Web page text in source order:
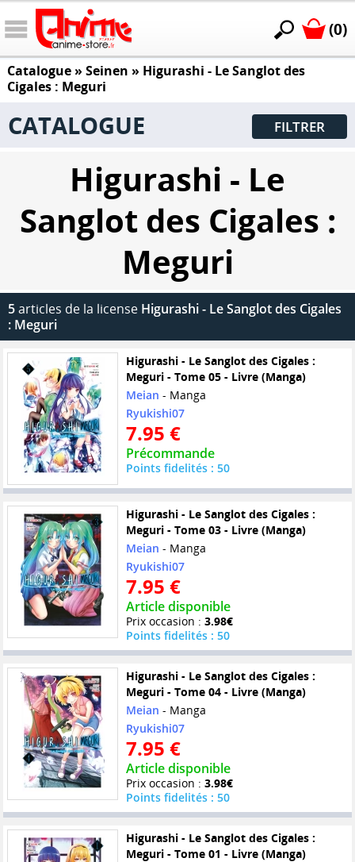
(0)
Catalogue» Seinen » Higurashi - Le Sanglot des
Cigales : Meguri
CATALOGUE FILTRER
Higurashi - Le
Sanglot des Cigales :
Meguri
5articles de la license Higurashi - Le Sanglot des Cigales
: Meguri
Higurashi - Le Sanglot des Cigales :
Meguri - Tome 05 - Livre (Manga)
Meian - Manga
Ryukishi07
7.95 €
Précommande
Points fidelités : 50
Higurashi - Le Sanglot des Cigales :
Meguri - Tome 03 - Livre (Manga)
Meian - Manga
Ryukishi07
7.95 €
Article disponible
Prix occasion : 3.98€
Points fidelités : 50
Higurashi - Le Sanglot des Cigales :
Meguri - Tome 04 - Livre (Manga)
Meian - Manga
Ryukishi07
7.95 €
Article disponible
Prix occasion : 3.98€
Points fidelités : 50
Higurashi - Le Sanglot des Cigales :
Meguri - Tome 01 - Livre (Manga)